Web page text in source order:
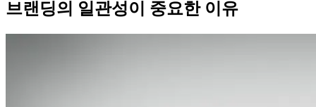
브랜딩의 일관성이 중요한 이유